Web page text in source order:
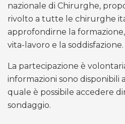
nazionale di Chirurghe,
rivolto a tutte le chirurghe
approfondirne la
vita-lavoro e la soddisfazione.
La partecipazione è
informazioni sono disponibili a
quale è possibile accedere
sondaggio.